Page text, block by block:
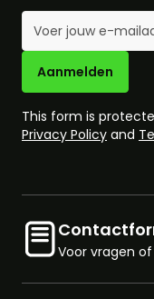
E-mailadres
Aanmelden
This form is
Privacy Policy and
Voor vragen